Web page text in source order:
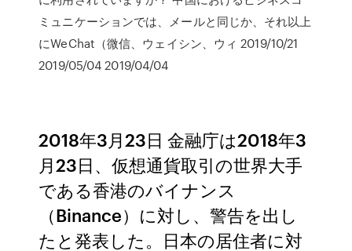
ミュニケーションでは、メールと同じか、それ以上
にWeChat（微信、ウェイシン、ウィ 2019/10/21
2019/05/04 2019/04/04
2018年3月23日 金融庁は2018年3
月23日、仮想通貨取引の世界大手
である香港のバイナンス
（Binance）に対し、警告を出し
たと発表した。日本の居住者に対